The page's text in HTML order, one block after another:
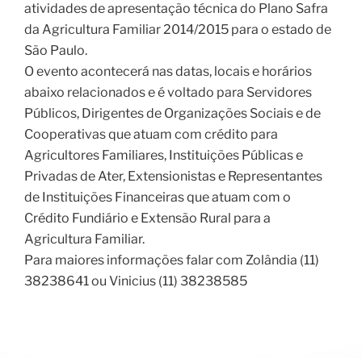
atividades de apresentação técnica do Plano Safra
da Agricultura Familiar 2014/2015 para o estado de
São Paulo.
O evento acontecerá nas datas, locais e horários
abaixo relacionados e é voltado para Servidores
Públicos, Dirigentes de Organizações Sociais e de
Cooperativas que atuam com crédito para
Agricultores Familiares, Instituições Públicas e
Privadas de Ater, Extensionistas e Representantes
de Instituições Financeiras que atuam com o
Crédito Fundiário e Extensão Rural para a
Agricultura Familiar.
Para maiores informações falar com Zolândia (11)
38238641 ou Vinicius (11) 38238585